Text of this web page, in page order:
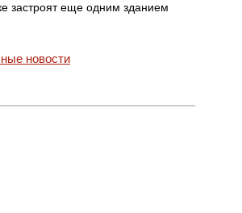
застроят еще одним зданием
новости